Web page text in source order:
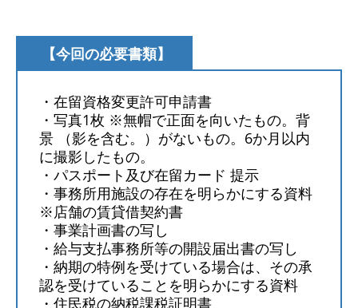
【今回の必要書類】
・在留資格変更許可申請書
・写真1枚 ※無帽で正面を向いたもの。背
景 （影を含む。）がないもの。6か月以内
に撮影したもの。
・パスポート及び在留カード 提示
・事務所用施設の存在を明らかにする資料
※店舗の賃貸借契約書
・事業計画書の写し
・給与支払事務所等の開設届出書の写し
・納期の特例を受けている場合は、その承
認を受けていることを明らかにする資料
・住民税の納税課税証明書